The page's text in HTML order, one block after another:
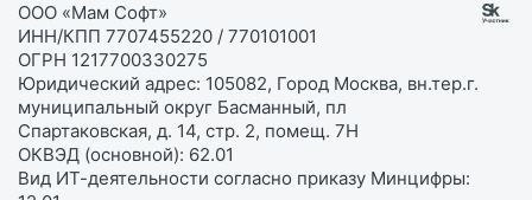
ООО «Мам Софт»
ИНН/КПП 7707455220 / 770101001
ОГРН 1217700330275
Юридический адрес: 105082, Город Москва, вн.тер.г.
муниципальный округ Басманный, пл
Спартаковская, д. 14, стр. 2, помещ. 7Н
ОКВЭД (основной): 62.01
Вид ИТ-деятельности согласно приказу Минцифры: